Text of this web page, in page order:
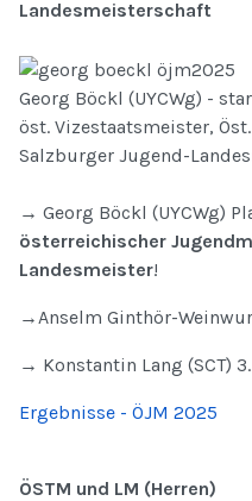
Landesmeisterschaft
Georg Böckl (UYCWg) -
öst. Vizestaatsmeister,
Salzburger Jugend-
→ Georg Böckl (UYCWg)
österreichischer
Landesmeister!
→Anselm Ginthör-
→ Konstantin Lang (SCT)
Ergebnisse - ÖJM 2025
ÖSTM und LM (Herren)